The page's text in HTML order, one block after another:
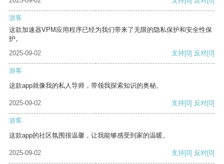
游客
这款加速器VPM应用程序已经为我们带来了无限的隐私保护和安全性保
护。
2025-09-02
支持[0] 反对[0]
游客
这款app就像我的私人导师，带领我探索知识的奥秘。
2025-09-02 支持[0] 反对[0]
游客
这款app的社区氛围很温馨，让我能够感受到家的温暖。
2025-09-02 支持[0] 反对[0]